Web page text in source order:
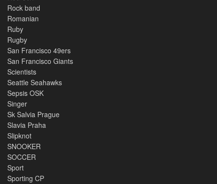
Rock band
Romanian
Ruby
Rugby
San Francisco 49ers
San Francisco Giants
Scientists
Seattle Seahawks
Sepsis OSK
Singer
Sk Salvia Prague
Slavia Praha
Slipknot
SNOOKER
SOCCER
Sport
Sporting CP